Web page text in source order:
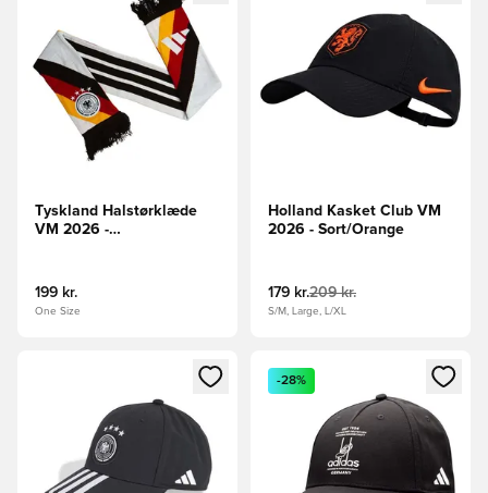
Tyskland Halstørklæde
VM 2026 -
199 kr.
One Size
Holland Kasket Club VM
2026 - Sort/Orange
179 kr.209 kr.
S/M, Large, L/XL
Åbner en Modal til at logge ind eller tilmelde dig som
Åbner en Modal til at logge
-28%